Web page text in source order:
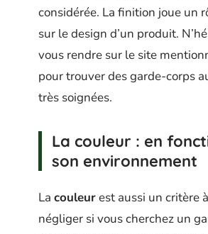
considérée. La finition joue un
sur le design d’un produit.
vous rendre sur le site
pour trouver des garde-corps
très soignées.
La couleur : en
son environnement
La couleurest aussi un critère
négliger si vous cherchez un